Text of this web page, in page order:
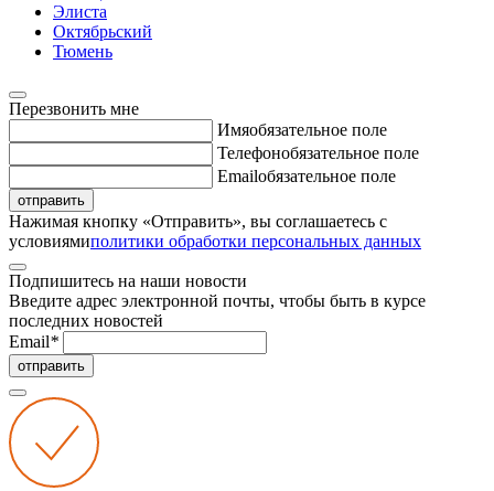
Элиста
Октябрьский
Тюмень
Перезвонить мне
Имяобязательное поле
Телефонобязательное поле
Emailобязательное поле
отправить
Нажимая кнопку «Отправить», вы соглашаетесь с
условиямиполитики обработки персональных данных
Подпишитесь на наши новости
Введите адрес электронной почты, чтобы быть в курсе
последних новостей
Email*
отправить